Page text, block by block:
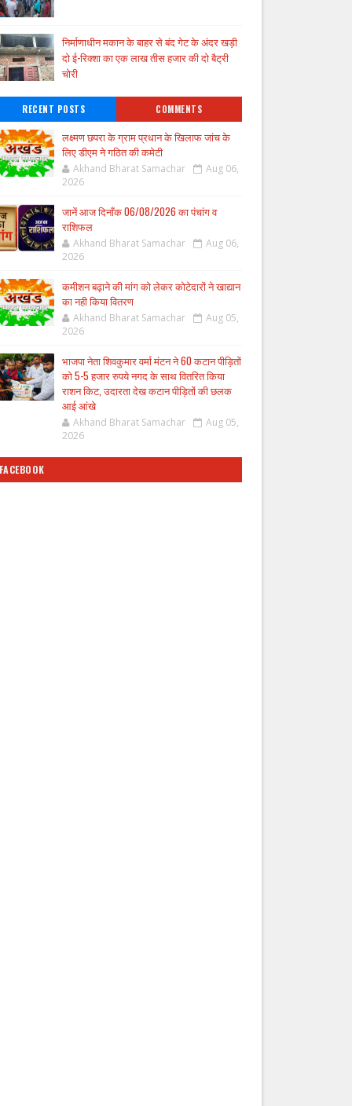
निर्माणाधीन मकान के बाहर से बंद गेट के अंदर खड़ी
दो ई-रिक्शा का एक लाख तीस हजार की दो बैट्री
चोरी
RECENT POSTS COMMENTS
लक्ष्मण छपरा के ग्राम प्रधान के खिलाफ जांच के
लिए डीएम ने गठित की कमेटी
Akhand Bharat Samachar
Aug 06,
2026
जानें आज दिनाँक 06/08/2026 का पंचांग व
राशिफल
Akhand Bharat Samachar
Aug 06,
2026
कमीशन बढ़ाने की मांग को लेकर कोटेदारों ने खाद्यान
का नही किया वितरण
Akhand Bharat Samachar
Aug 05,
2026
भाजपा नेता शिवकुमार वर्मा मंटन ने 60 कटान पीड़ितों
को 5-5 हजार रुपये नगद के साथ वितरित किया
राशन किट, उदारता देख कटान पीड़ितों की छलक
आई आंखे
Akhand Bharat Samachar
Aug 05,
2026
FACEBOOK